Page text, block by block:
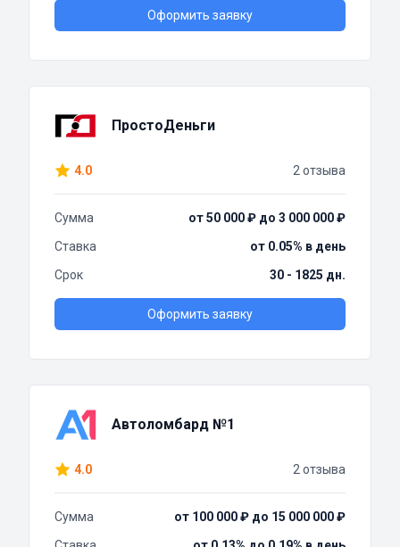
Оформить заявку
ПростоДеньги
4.0 2 отзыва
Сумма
от 50 000 ₽ до 3 000 000 ₽
Ставка
от 0.05% в день
Срок
30 - 1825 дн.
Оформить заявку
Автоломбард №1
4.0 2 отзыва
Сумма
от 100 000 ₽ до 15 000 000 ₽